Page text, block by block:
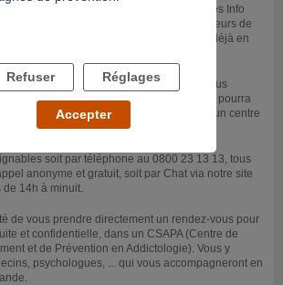
"forum" sur notre site internet Drogues Info
d'échanger avec d'autres consommateurs de
soit intéragir au sein d'une conversation déjà en
fil de discussion.
spécialistes, dans un premier temps, vous
écoutants qui sera à votre écoute et qui pourra
sur votre situation et vous orienter vers un centre
le souhaitez.
soit par téléphone au 0800 23 13 13, tous
anonyme et gratuit, soit par Chat via notre site
14h à minuit.
de vous prendre directement un rendez-vous pour
et confidentielle, dans un CSAPA (Centre de
et de Prévention en Addictologie). Vous y
psychologues, ... qui vous accompagneront en
Refuser Réglages
Accepter